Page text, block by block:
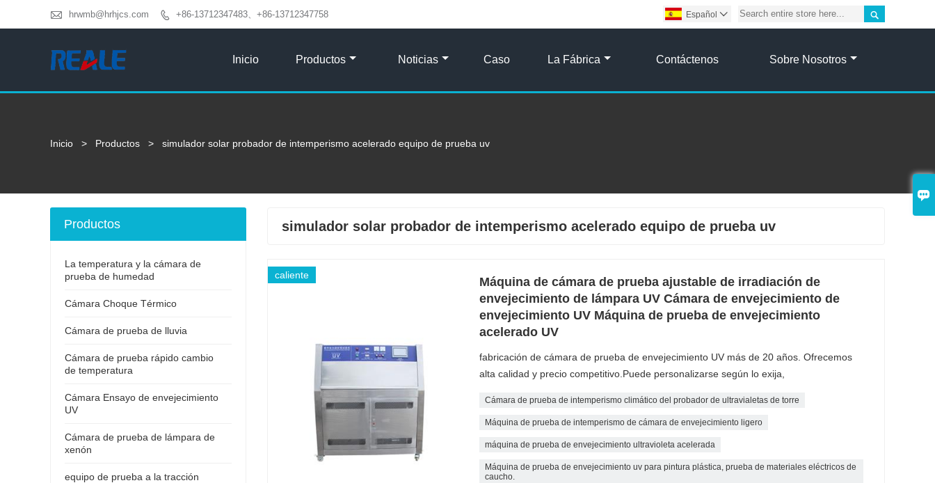

 hrwmb@hrhjcs.com  +86-13712347483、+86-13712347758 
Español 
Inicio Productos Noticias Caso La Fábrica Contáctenos Sobre Nosotros
Inicio > Productos > simulador solar probador de intemperismo acelerado equipo de prueba uv
simulador solar probador de intemperismo acelerado equipo de prueba uv
caliente
Máquina de cámara de prueba ajustable de irradiación de
envejecimiento de lámpara UV Cámara de envejecimiento de
envejecimiento UV Máquina de prueba de envejecimiento
acelerado UV
fabricación de cámara de prueba de envejecimiento UV más de 20 años. Ofrecemos
alta calidad y precio competitivo.Puede personalizarse según lo exija,
Cámara de prueba de intemperismo climático del probador de ultravialetas de torre
Máquina de prueba de intemperismo de cámara de envejecimiento ligero
máquina de prueba de envejecimiento ultravioleta acelerada
Máquina de prueba de envejecimiento uv para pintura plástica, prueba de materiales eléctricos de
caucho.
Productos
La temperatura y la cámara de
prueba de humedad
Cámara Choque Térmico
Cámara de prueba de lluvia
Cámara de prueba rápido cambio
de temperatura
Cámara Ensayo de envejecimiento
UV
Cámara de prueba de lámpara de
xenón
equipo de prueba a la tracción